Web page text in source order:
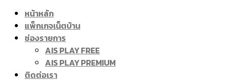
หน้าหลัก
แพ็กเกจเน็ตบ้าน
ช่องรายการ
AIS PLAY FREE
AIS PLAY PREMIUM
ติดต่อเรา